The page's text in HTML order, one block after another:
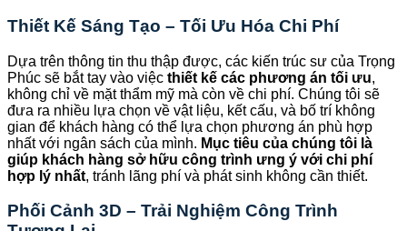
Thiết Kế Sáng Tạo – Tối Ưu Hóa Chi Phí
Dựa trên thông tin thu thập được, các kiến trúc sư của Trọng
Phúc sẽ bắt tay vào việc thiết kế các phương án tối ưu,
không chỉ về mặt thẩm mỹ mà còn về chi phí. Chúng tôi sẽ
đưa ra nhiều lựa chọn về vật liệu, kết cấu, và bố trí không
gian để khách hàng có thể lựa chọn phương án phù hợp
nhất với ngân sách của mình. Mục tiêu của chúng tôi là
giúp khách hàng sở hữu công trình ưng ý với chi phí
hợp lý nhất, tránh lãng phí và phát sinh không cần thiết.
Phối Cảnh 3D – Trải Nghiệm Công Trình